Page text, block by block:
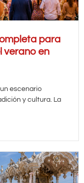
para
verano en
escenario
y cultura. La